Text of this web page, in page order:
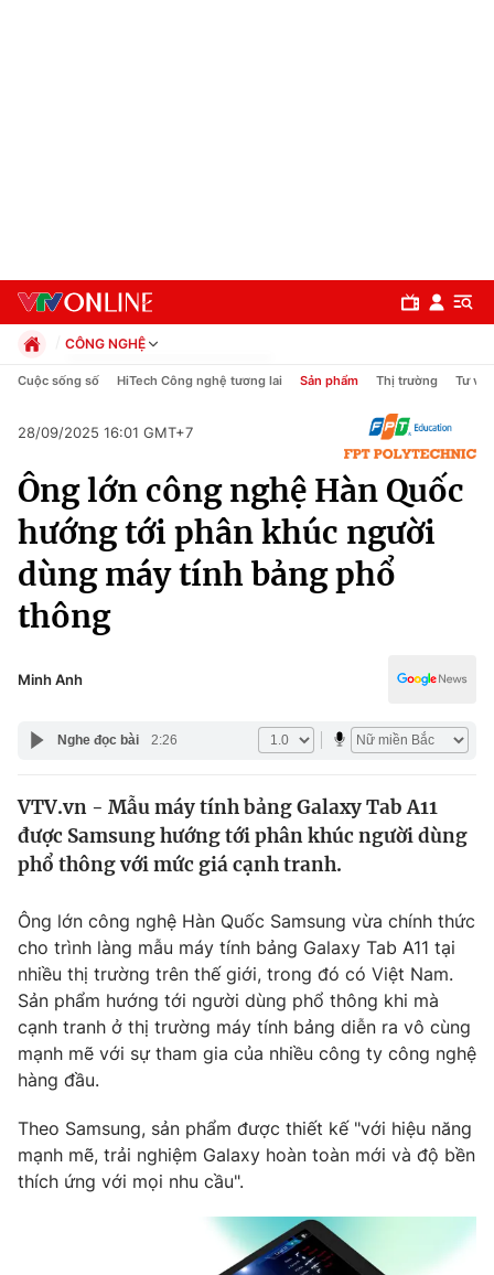
Chính trị
Xã hội
Pháp luật
Y tế
Thế giới
Tin tức
Thế giới đó đây
Kinh tế
Tài chính
Thị trường
Góc doanh nghiệp
Truyền hình
Phim VTV
Hậu trường
Nhân vật
Khán giả
Giải sao mai
Giải trí
Điện ảnh
Sao
Đời sống
Du lịch
Làm đẹp
Giáo dục
Tuyển sinh
Hitech Công nghệ tương lai
CÔNG NGHỆ
Chính trị
Pháp luật
Thể thao
Truyền hình
Văn hóa - Giải trí
Y tế
Đời sống
Công nghệ
Cuộc sống số HiTech Công nghệ tương lai Sản phẩm Thị trường Tư vấn
28/09/2025 16:01 GMT+7
Ông lớn công nghệ Hàn Quốc
hướng tới phân khúc người
dùng máy tính bảng phổ
thông
Minh Anh
Nghe đọc bài 2:26
VTV.vn - Mẫu máy tính bảng Galaxy Tab A11
được Samsung hướng tới phân khúc người dùng
phổ thông với mức giá cạnh tranh.
Ông lớn công nghệ Hàn Quốc Samsung vừa chính thức
cho trình làng mẫu máy tính bảng Galaxy Tab A11 tại
nhiều thị trường trên thế giới, trong đó có Việt Nam.
Sản phẩm hướng tới người dùng phổ thông khi mà
cạnh tranh ở thị trường máy tính bảng diễn ra vô cùng
mạnh mẽ với sự tham gia của nhiều công ty công nghệ
hàng đầu.
Theo Samsung, sản phẩm được thiết kế "với hiệu năng
mạnh mẽ, trải nghiệm Galaxy hoàn toàn mới và độ bền
thích ứng với mọi nhu cầu".